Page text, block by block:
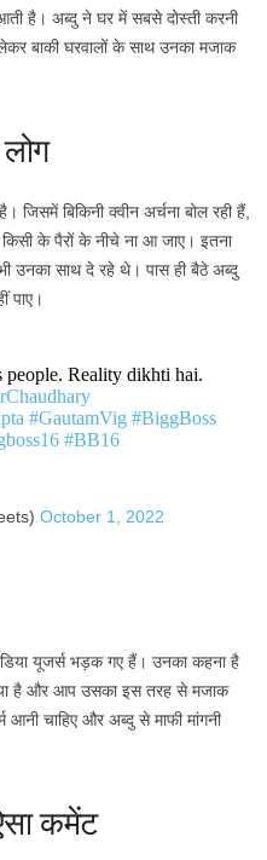
है। अब्दु ने घर में सबसे दोस्ती करनी
बाकी घरवालों के साथ उनका मजाक
जिसमें बिकिनी क्वीन अर्चना बोल रही हैं,
के पैरों के नीचे ना आ जाए। इतना
उनका साथ दे रहे थे। पास ही बैठे अब्दु
पाए।
people. Reality dikhti hai.
#GautamVig #BiggBoss
#BB16
October 1, 2022
यूजर्स भड़क गए हैं। उनका कहना है
है और आप उसका इस तरह से मजाक
आनी चाहिए और अब्दु से माफी मांगनी
कमेंट